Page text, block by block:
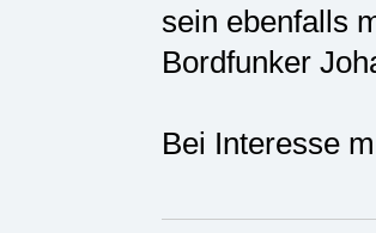
sein ebenfalls
Bordfunker
Bei Interesse